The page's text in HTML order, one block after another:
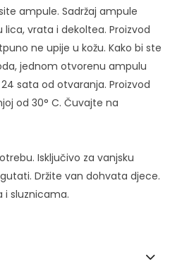
ampule. Sadržaj ampule
vrata i dekoltea. Proizvod
ne upije u kožu. Kako bi ste
jednom otvorenu ampulu
sata od otvaranja. Proizvod
od 30° C. Čuvajte na
Isključivo za vanjsku
Držite van dohvata djece.
i sluznicama.